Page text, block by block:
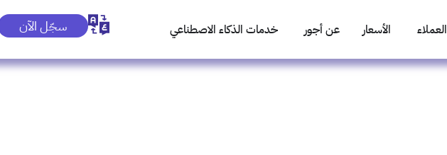
العملاء الأسعار عن أجور خدمات الذكاء الاصطناعي سجّل الآن